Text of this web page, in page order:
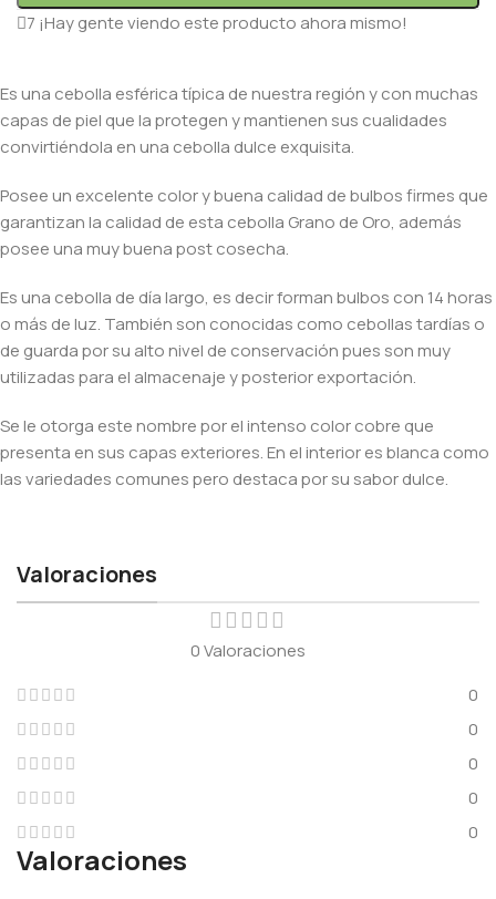
7 ¡Hay gente viendo este producto ahora mismo!
Es una cebolla esférica típica de nuestra región y con muchas
capas de piel que la protegen y mantienen sus cualidades
convirtiéndola en una cebolla dulce exquisita.
Posee un excelente color y buena calidad de bulbos firmes que
garantizan la calidad de esta cebolla Grano de Oro, además
posee una muy buena post cosecha.
Es una cebolla de día largo, es decir forman bulbos con 14 horas
o más de luz. También son conocidas como cebollas tardías o
de guarda por su alto nivel de conservación pues son muy
utilizadas para el almacenaje y posterior exportación.
Se le otorga este nombre por el intenso color cobre que
presenta en sus capas exteriores. En el interior es blanca como
las variedades comunes pero destaca por su sabor dulce.
Valoraciones
0 Valoraciones
0
0
0
0
0
Valoraciones